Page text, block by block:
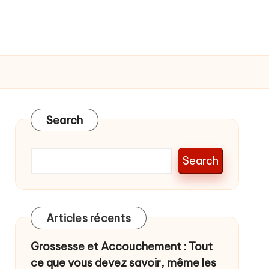
Search
Search
Articles récents
Grossesse et Accouchement : Tout
ce que vous devez savoir, même les